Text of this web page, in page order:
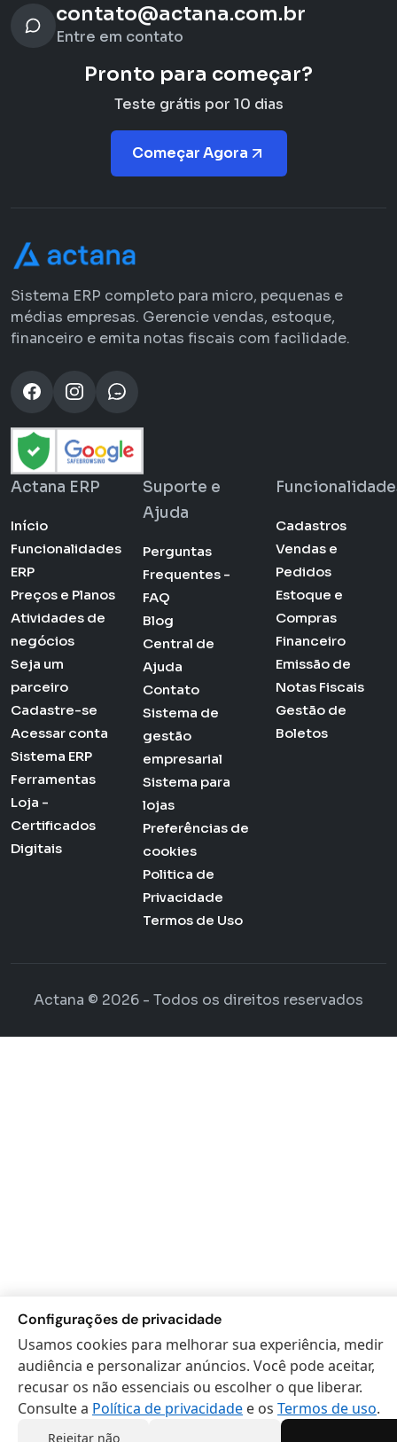
contato@actana.com.br
Entre em contato
Pronto para começar?
Teste grátis por 10 dias
Começar Agora
Sistema ERP completo para micro, pequenas e
médias empresas. Gerencie vendas, estoque,
financeiro e emita notas fiscais com facilidade.
Actana ERP
Início
Funcionalidades
ERP
Preços e Planos
Atividades de
negócios
Seja um
parceiro
Cadastre-se
Acessar conta
Sistema ERP
Ferramentas
Loja -
Certificados
Digitais
Suporte e
Ajuda
Perguntas
Frequentes -
FAQ
Blog
Central de
Ajuda
Contato
Sistema de
gestão
empresarial
Sistema para
lojas
Preferências de
cookies
Politica de
Privacidade
Termos de Uso
Cadastros
Vendas e
Pedidos
Estoque e
Compras
Financeiro
Emissão de
Notas Fiscais
Gestão de
Boletos
Actana © 2026 - Todos os direitos reservados
Configurações de privacidade
Usamos cookies para melhorar sua experiência, medir
audiência e personalizar anúncios. Você pode aceitar,
recusar os não essenciais ou escolher o que liberar.
Consulte a Política de privacidade e os Termos de uso.
Rejeitar não